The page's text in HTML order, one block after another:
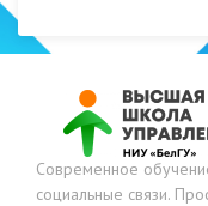
Современное
социальные связи.